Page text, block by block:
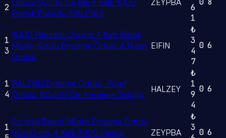
2 Örtüsü 90x110 cm,Bej 4 Katlı %100
Pamuk Püsküllü (BALENLİ)
ZEYPBA
6
1
1
3
%100 Pamuklu Organik 4 Katlı Baskılı
Müslin Kutulu Emzirme Örtüsü & Puset
Örtüsü
EIFIN
₺
3
4
7
0 6
1
4
BALENLİ Emzirme Örtüsü, Puset
Örtüsü, 80x100 Cm Emzirme Önlüğü
HALZEY
₺
1
9
4
0 6
1
Su Yeşili Balenli Müslin Emzirme Örtüsü
90x110 cm, 4 Katlı %100 Pamuk
ZEYPBA
₺
3 0 6